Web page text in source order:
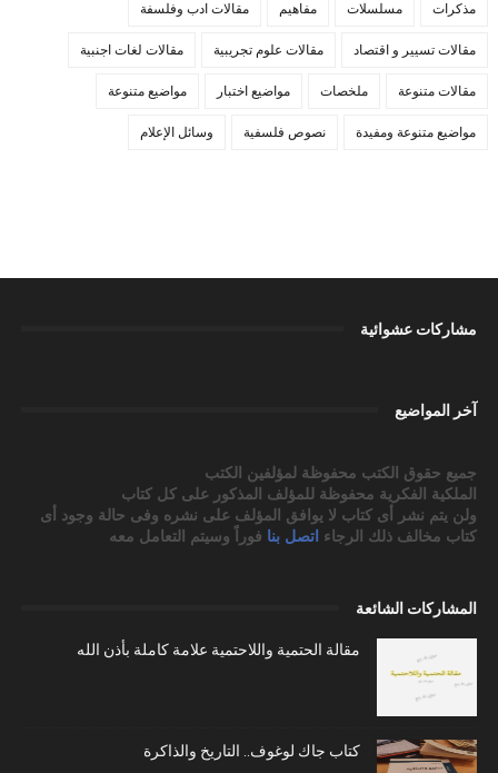
مذكرات مسلسلات مفاهيم مقالات ادب وفلسفة
مقالات تسيير و اقتصاد مقالات علوم تجريبية مقالات لغات اجنبية
مقالات متنوعة ملخصات مواضيع اختبار مواضيع متنوعة
مواضيع متنوعة ومفيدة نصوص فلسفية وسائل الإعلام
مشاركات عشوائية
آخر المواضيع
جميع حقوق الكتب محفوظة لمؤلفين الكتب
الملكية الفكرية محفوظة للمؤلف المذكور على كل كتاب
ولن يتم نشر أى كتاب لا يوافق المؤلف على نشره وفى حالة وجود أى
كتاب مخالف ذلك الرجاء اتصل بنا فوراً وسيتم التعامل معه
المشاركات الشائعة
مقالة الحتمية واللاحتمية علامة كاملة بأذن الله
كتاب جاك لوغوف.. التاريخ والذاكرة